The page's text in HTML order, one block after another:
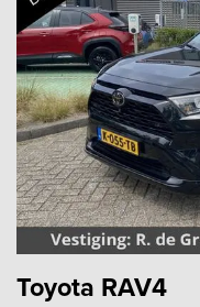
Toyota RAV4